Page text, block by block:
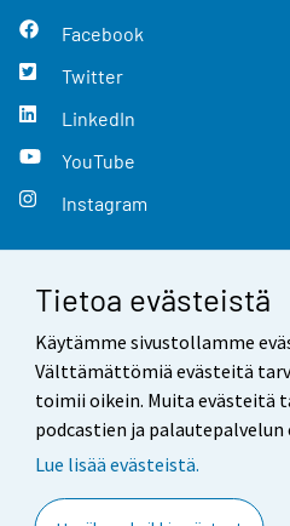
Tietoa evästeistä
Käytämme sivustollamme
Välttämättömiä evästeitä
toimii oikein. Muita evästeitä
podcastien ja
Lue lisää evästeistä.
Facebook
Twitter
LinkedIn
YouTube
Instagram
Yhteystiedot
Palaute
Käyttöehdot
Saavutettavuus